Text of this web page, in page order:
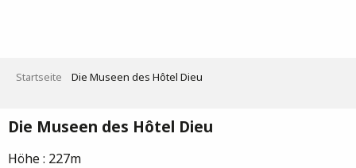
Startseite Die Museen des Hôtel Dieu
Die Museen des Hôtel Dieu
Höhe : 227m